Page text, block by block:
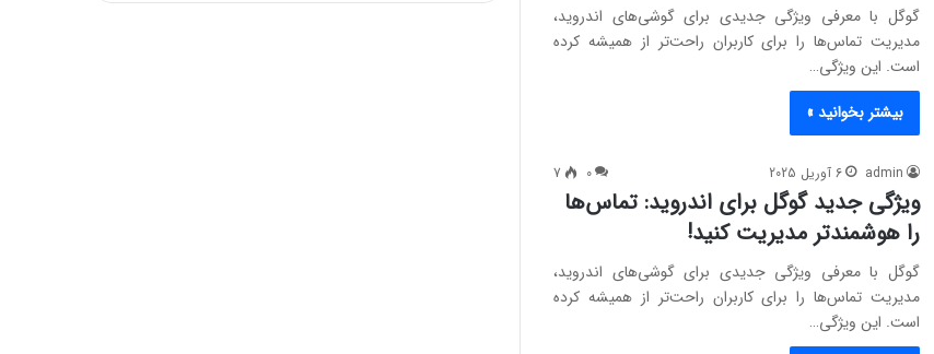
گوگل با معرفی ویژگی جدیدی برای گوشی‌های اندروید،
مدیریت تماس‌ها را برای کاربران راحت‌تر از همیشه کرده
است. این ویژگی…
بیشتر بخوانید »
admin 6 آوریل 2025 0
7
ویژگی جدید گوگل برای اندروید: تماس‌ها
را هوشمندتر مدیریت کنید!
گوگل با معرفی ویژگی جدیدی برای گوشی‌های اندروید،
مدیریت تماس‌ها را برای کاربران راحت‌تر از همیشه کرده
است. این ویژگی…